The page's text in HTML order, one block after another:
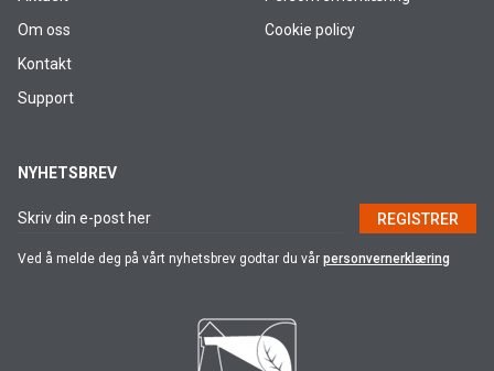
Om oss
Kontakt
Support
Cookie policy
NYHETSBREV
REGISTRER
Ved å melde deg på vårt nyhetsbrev godtar du vår personvernerklæring